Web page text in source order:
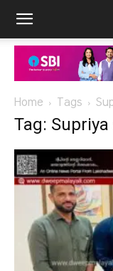
Home Tags
Tag: